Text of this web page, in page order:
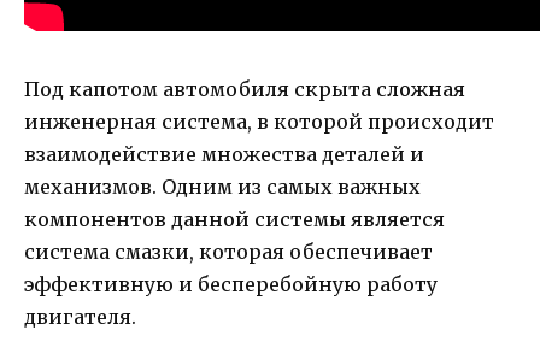
Под капотом автомобиля скрыта сложная
инженерная система, в которой происходит
взаимодействие множества деталей и
механизмов. Одним из самых важных
компонентов данной системы является
система смазки, которая обеспечивает
эффективную и бесперебойную работу
двигателя.